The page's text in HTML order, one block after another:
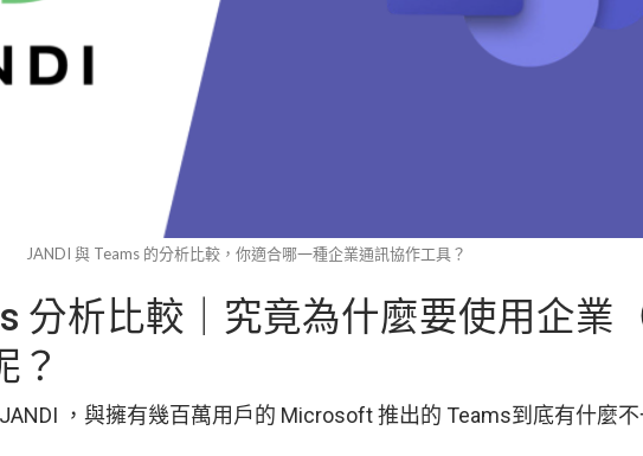
JANDI 與 Teams 的分析比較，你適合哪一種企業通訊協作工具？
分析比較｜究竟為什麼要使用企業
？
，與擁有幾百萬用戶的 Microsoft 推出的 Teams到底有什麼